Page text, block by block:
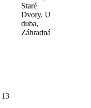
Staré
Dvory, U
duba,
Záhradná
13